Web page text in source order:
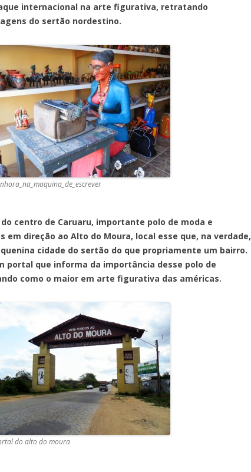
internacional na arte figurativa, retratando
do sertão nordestino.
de Caruaru, importante polo de moda e
em direção ao Alto do Moura, local esse que, na verdade,
cidade do sertão do que propriamente um bairro.
portal que informa da importância desse polo de
como o maior em arte figurativa das américas.
do alto do moura